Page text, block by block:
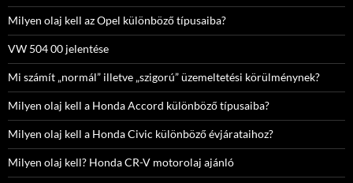
Milyen olaj kell az Opel különböző típusaiba?
VW 504 00 jelentése
Mi számít „normál” illetve „szigorú” üzemeltetési körülménynek?
Milyen olaj kell a Honda Accord különböző típusaiba?
Milyen olaj kell a Honda Civic különböző évjárataihoz?
Milyen olaj kell? Honda CR-V motorolaj ajánló